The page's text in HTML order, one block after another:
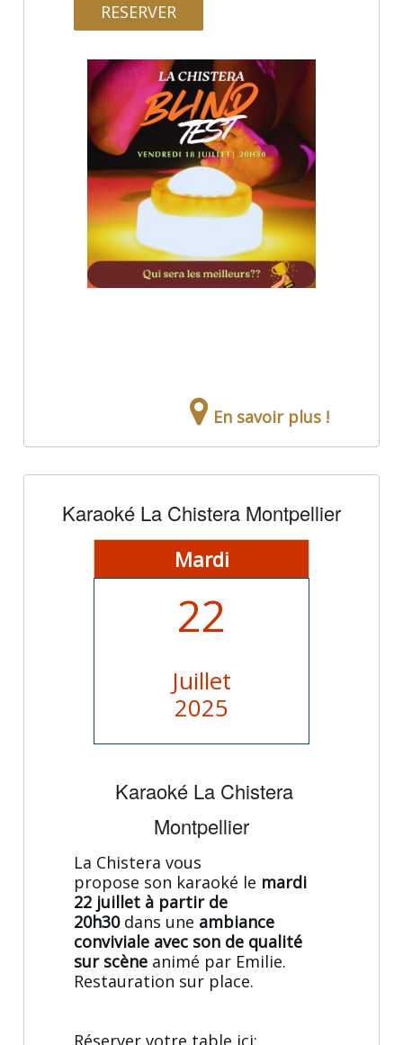
RESERVER
En savoir plus !
Karaoké La Chistera Montpellier
Mardi
22
Juillet
2025
Karaoké La Chistera
Montpellier
La Chistera vous
propose son karaoké le mardi
22 juillet à partir de
20h30dans une ambiance
conviviale avec son de qualité
sur scène animé par Emilie.
Restauration sur place.
Réserver votre table ici: